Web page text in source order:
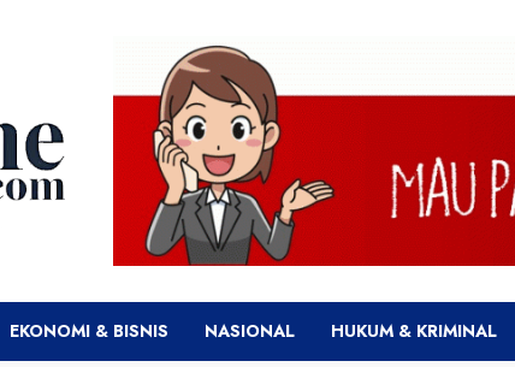
EKONOMI & BISNIS NASIONAL HUKUM & KRIMINAL